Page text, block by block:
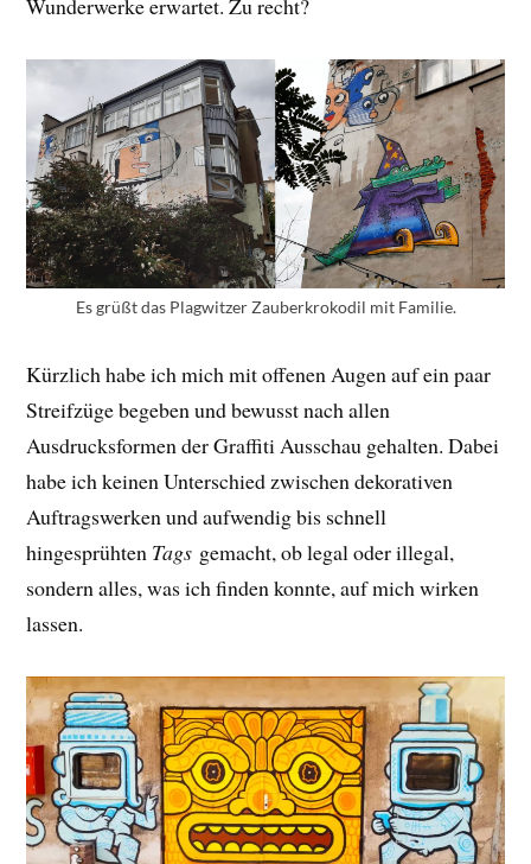
Wunderwerke erwartet. Zu recht?
Es grüßt das Plagwitzer Zauberkrokodil mit Familie.
Kürzlich habe ich mich mit offenen Augen auf ein paar
Streifzüge begeben und bewusst nach allen
Ausdrucksformen der Graffiti Ausschau gehalten. Dabei
habe ich keinen Unterschied zwischen dekorativen
Auftragswerken und aufwendig bis schnell
hingesprühten Tags gemacht, ob legal oder illegal,
sondern alles, was ich finden konnte, auf mich wirken
lassen.